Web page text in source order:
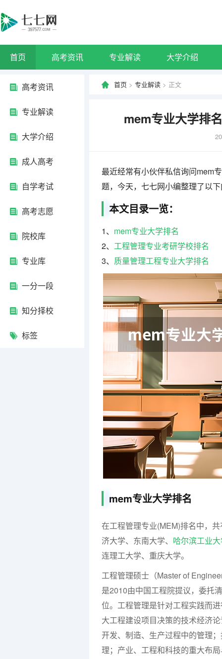
首页 高考资讯 专业解读 大学介绍
高考资讯
专业解读
大学介绍
成人高考
自学考试
高考志愿
院校库
专业库
一分一段
知分择校
标签
首页 > 专业解读 > 正文
mem专业大学排
最近经常有小伙伴私信询问mem
题，今天，七七网小编整理了以
本文目录一览：
1、 mem专业大学排名
2、 工程管理专业考研学校排名
3、 质量管理工程专业大学排名
mem专业大学排名
在工程管理专业(MEM)排名中，
济大学、东南大学、 哈尔滨工业
连理工大学、重庆大学。
工程管理硕士（Master of
是2010由中国工程院提议，委托
位。工程管理是针对工程实践而
大工程建设项目决策的技术经济
开发、制造、生产过程中的管理
理；产业、工程和科技的重大布